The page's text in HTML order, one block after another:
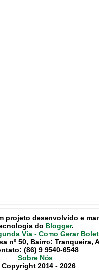
projeto desenvolvido e
do Blogger.
Via - Como Gerar
nº 50, Bairro: Tranqueira,
(86) 9 9540-6548
Sobre Nós
Copyright 2014 - 2026